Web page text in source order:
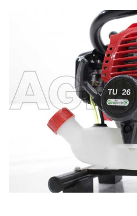
Robots Tondeuses
Rogneuses de souches
Rouleaux pour tracteur
S
Scies à os
Scies à Ruban
Scies alternatives à
Scies de jardin
Sécateurs électriques à
Sécateurs et
Sécateurs
Imperia
Infaco
Intec
Intex